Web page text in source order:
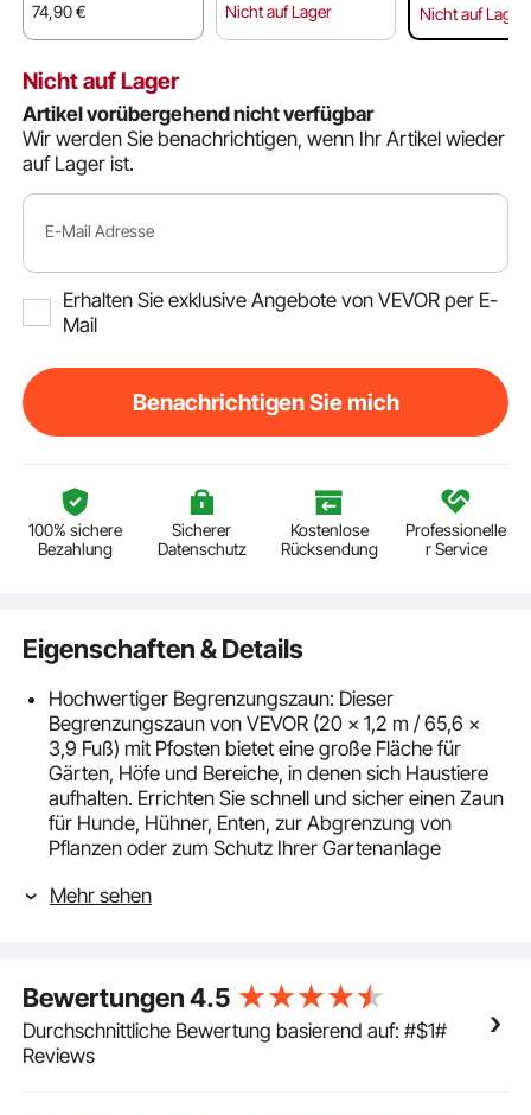
74,90€ Nicht auf Lager Nicht auf Lager
Nicht auf Lager
Artikel vorübergehend nicht verfügbar
Wir werden Sie benachrichtigen, wenn Ihr Artikel wieder
auf Lager ist.
E-Mail Adresse
Erhalten Sie exklusive Angebote von VEVOR per E-
Mail
Benachrichtigen Sie mich
100% sichere
Bezahlung
Sicherer
Datenschutz
Kostenlose
Rücksendung
Professionelle
r Service
Eigenschaften & Details
Hochwertiger Begrenzungszaun: Dieser
Begrenzungszaun von VEVOR (20 x 1,2 m / 65,6 x
3,9 Fuß) mit Pfosten bietet eine große Fläche für
Gärten, Höfe und Bereiche, in denen sich Haustiere
aufhalten. Errichten Sie schnell und sicher einen Zaun
für Hunde, Hühner, Enten, zur Abgrenzung von
Pflanzen oder zum Schutz Ihrer Gartenanlage
besteht aus hochdichtem PE-Gewebe für
beibehält
Stabile Stützkonstruktion: Ausgestattet mit 12
Fiberglas-Stützpfosten mit doppelten Erdspießen
sowie 4 Abspannseilen, 12 kleinen und 4 großen
Mehr sehen
Bewertungen4.5
Durchschnittliche Bewertung basierend auf: #$1#
Reviews